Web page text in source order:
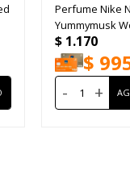
Perfume Nike
Yummymusk
$ 1.170
$
- +